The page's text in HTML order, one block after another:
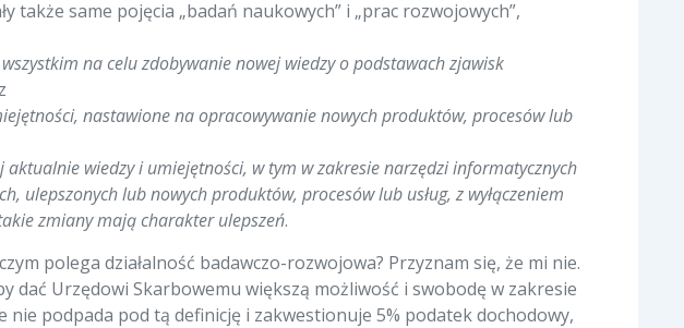
także same pojęcia „badań naukowych” i „prac rozwojowych”,
na celu zdobywanie nowej wiedzy o podstawach zjawisk
nastawione na opracowywanie nowych produktów, procesów lub
wiedzy i umiejętności, w tym w zakresie narzędzi informatycznych
lub nowych produktów, procesów lub usług, z wyłączeniem
zmiany mają charakter ulepszeń.
polega działalność badawczo-rozwojowa? Przyznam się, że mi nie.
dać Urzędowi Skarbowemu większą możliwość i swobodę w zakresie
podpada pod tą definicję i zakwestionuje 5% podatek dochodowy,